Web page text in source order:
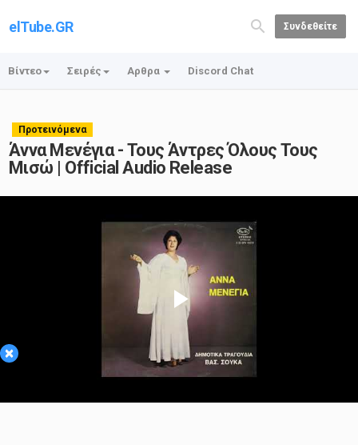
elTube.GR Συνδεθείτε
Βίντεο Σειρές Αρθρα Discord Chat
Προτεινόμενα
Άννα Μενέγια - Τους Άντρες Όλους Τους
Μισώ | Official Audio Release
×
Play
Video